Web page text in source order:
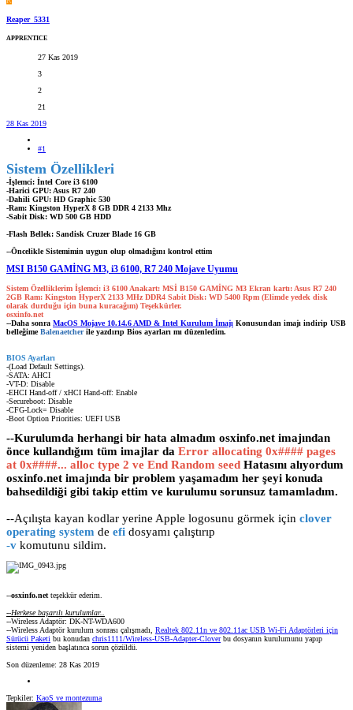
Reaper_5331
APPRENTICE
27 Kas 2019
3
2
21
28 Kas 2019
#1
Sistem Özellikleri
-İşlemci: İntel Core i3 6100
-Harici GPU: Asus R7 240
-Dahili GPU: HD Graphic 530
-Ram: Kingston HyperX 8 GB DDR 4 2133 Mhz
-Sabit Disk: WD 500 GB HDD
-Flash Bellek: Sandisk Cruzer Blade 16 GB
--Öncelikle Sistemimin uygun olup olmadığını kontrol ettim
MSI B150 GAMİNG M3, i3 6100, R7 240 Mojave Uyumu
Sistem Özelliklerim İşlemci: i3 6100 Anakart: MSİ B150 GAMİNG M3 Ekran kartı: Asus R7 240
2GB Ram: Kingston HyperX 2133 MHz DDR4 Sabit Disk: WD 5400 Rpm (Elimde yedek disk
olarak durduğu için buna kuracağım) Teşekkürler.
osxinfo.net
--Daha sonra MacOS Mojave 10.14.6 AMD & Intel Kurulum İmajı Konusundan imajı indirip USB
belleğimeBalenaetcherile yazdırıp Bios ayarları mı düzenledim.
BIOS Ayarları
-(Load Default Settings).
-SATA: AHCI
-VT-D: Disable
-EHCI Hand-off / xHCI Hand-off: Enable
-Secureboot: Disable
-CFG-Lock= Disable
-Boot Option Priorities: UEFI USB
--Kurulumda herhangi bir hata almadım osxinfo.net imajından
önce kullandığım tüm imajlar da Error allocating 0x#### pages
at 0x####... alloc type 2 ve End Random seed Hatasını alıyordum
osxinfo.net imajında bir problem yaşamadım her şeyi konuda
bahsedildiği gibi takip ettim ve kurulumu sorunsuz tamamladım.
--Açılışta kayan kodlar yerine Apple logosunu görmek için clover
operating system de efi dosyamı çalıştırıp
-v komutunu sildim.
--osxinfo.net teşekkür ederim.
--Herkese başarılı kurulumlar..
--Wireless Adaptör: DK-NT-WDA600
--Wireless Adaptör kurulum sonrası çalışmadı, Realtek 802.11n ve 802.11ac USB Wi-Fi Adaptörleri için
Sürücü Paketi bu konudan chris1111/Wireless-USB-Adapter-Clover bu dosyanın kurulumunu yapıp
sistemi yeniden başlatınca sorun çözüldü.
Son düzenleme: 28 Kas 2019
Tepkiler: KaoS ve montezuma